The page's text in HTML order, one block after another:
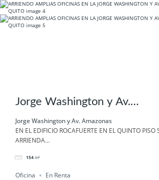
Jorge Washington y Av.
Amazonas
Jorge Washington y Av. Amazonas
EN EL EDIFICIO ROCAFUERTE EN EL QUINTO PISO
ARRIENDA...
154 m²
Oficina En Renta